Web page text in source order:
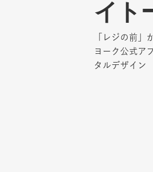
イト
「レジの前
ヨーク公式ア
タルデザイン
イト
「レジの前
ヨーク公式ア
タルデザイン